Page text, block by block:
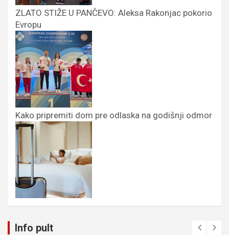
ZLATO STIŽE U PANČEVO: Aleksa Rakonjac pokorio
Evropu
Kako pripremiti dom pre odlaska na godišnji odmor
Info pult